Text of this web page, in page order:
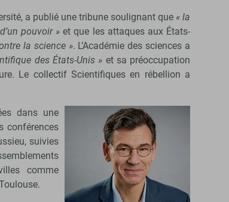
a publié une tribune soulignant que « la
pouvoir » et que les attaques aux États-
la science ». L’Académie des sciences a
des États-Unis » et sa préoccupation
Le collectif Scientifiques en rébellion a
dans une
conférences
suivies
comme